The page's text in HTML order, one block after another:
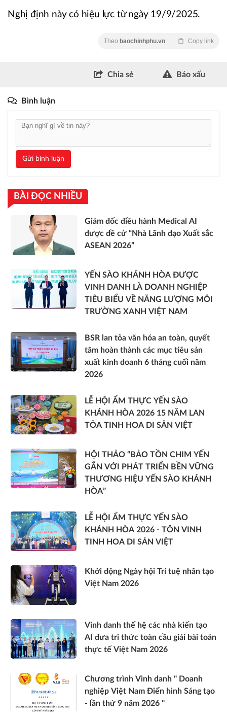
Nghị định này có hiệu lực từ ngày 19/9/2025.
Theo baochinhphu.vn Copy link
Chia sẻ Báo xấu
Bình luận
Gửi bình luận
BÀI ĐỌC NHIỀU
Giám đốc điều hành Medical AI
được đề cử “Nhà Lãnh đạo Xuất sắc
ASEAN 2026”
YẾN SÀO KHÁNH HÒA ĐƯỢC
VINH DANH LÀ DOANH NGHIỆP
TIÊU BIỂU VỀ NĂNG LƯỢNG MÔI
TRƯỜNG XANH VIỆT NAM
BSR lan tỏa văn hóa an toàn, quyết
tâm hoàn thành các mục tiêu sản
xuất kinh doanh 6 tháng cuối năm
2026
LỄ HỘI ẨM THỰC YẾN SÀO
KHÁNH HÒA 2026 15 NĂM LAN
TỎA TINH HOA DI SẢN VIỆT
HỘI THẢO “BẢO TỒN CHIM YẾN
GẮN VỚI PHÁT TRIỂN BỀN VỮNG
THƯƠNG HIỆU YẾN SÀO KHÁNH
HÒA”
LỄ HỘI ẨM THỰC YẾN SÀO
KHÁNH HÒA 2026 - TÔN VINH
TINH HOA DI SẢN VIỆT
Khởi động Ngày hội Trí tuệ nhân tạo
Việt Nam 2026
Vinh danh thế hệ các nhà kiến tạo
AI đưa tri thức toàn cầu giải bài toán
thực tế Việt Nam 2026
Chương trình Vinh danh " Doanh
nghiệp Việt Nam Điển hình Sáng tạo
- lần thứ 9 năm 2026 "